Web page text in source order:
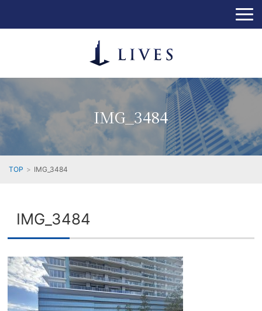
IMG_3484
TOP IMG_3484
IMG_3484